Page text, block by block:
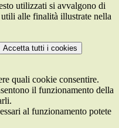
utilizzati si avvalgono di
alle finalità illustrate nella
Accetta tutti i cookies
quali cookie consentire.
il funzionamento della
al funzionamento potete